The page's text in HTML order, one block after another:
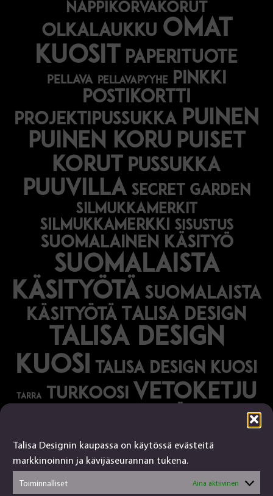
Talisa Designin kaupassa on käytössä evästeitä
markkinoinnin ja kävijäseurannan tukena.
Toiminnalliset Aina aktiivinen
nappikorvakorut
olkalaukku omat
kuosit
paperituote
pellava pellavapyyhe pinkki
postikortti
projektipussukka puinen
puinen koru puiset
korut pussukka
puuvilla secret garden
silmukkamerkit
silmukkamerkki sisustus
suomalainen käsityö
suomalaista
käsityötä suomalaista
käsityötä
Talisa Design
talisa design
kuosi talisa design kuosi
tarra turkoosi vetoketju
Talisa Design
tanjalusua@gmail.com
050-4917845